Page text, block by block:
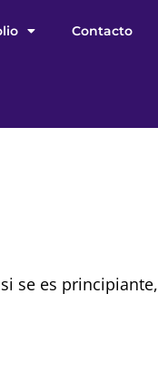
Contacto
se es principiante,